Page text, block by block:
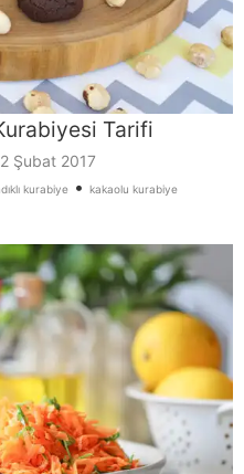
Tarifi
Şubat 2017
kurabiye • kakaolu kurabiye